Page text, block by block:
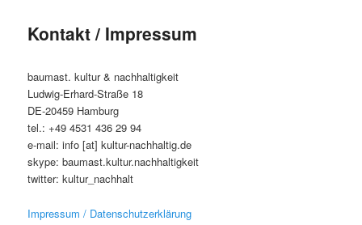
Kontakt / Impressum
baumast. kultur & nachhaltigkeit
Ludwig-Erhard-Straße 18
DE-20459 Hamburg
tel.: +49 4531 436 29 94
e-mail: info [at] kultur-nachhaltig.de
skype: baumast.kultur.nachhaltigkeit
twitter: kultur_nachhalt
Impressum / Datenschutzerklärung